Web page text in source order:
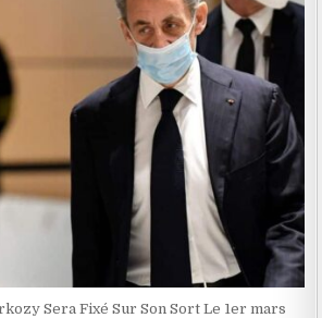
Sera Fixé Sur Son Sort Le 1er mars